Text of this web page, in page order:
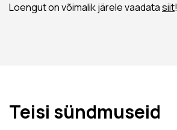
Loengut on võimalik järele vaadatasiit!
Teisi sündmuseid